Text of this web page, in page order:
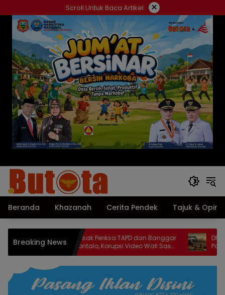
ke
konten
Scroll Untuk Baca Artikel ×
Beranda Khazanah Cerita Pendek Tajuk & Opini
Breaking News
Kejati Didesak Periksa TAPD dan Banggar
DPRD Gorontalo, Korupsi Video Wall Sasar
Anggota Deprov
DPRD Gorontalo
Pajak Kenderaan